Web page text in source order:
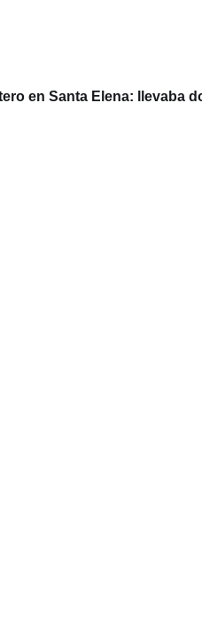
en Santa Elena: llevaba